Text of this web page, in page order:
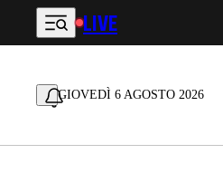
Vai al contenuto principale
LIVE
GIOVEDÌ 6 AGOSTO 2026